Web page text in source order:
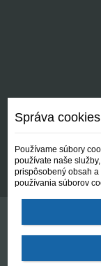
Správa cookies
Používame súbory
používate naše
prispôsobený obsah
používania súborov